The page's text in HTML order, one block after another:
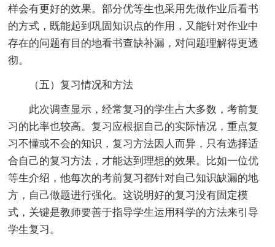
样会有更好的效果。部分优等生也采用先做作业后看书
的方式，既能起到巩固知识点的作用，又能针对作业中
存在的问题有目的地看书查缺补漏，对问题理解得更透
彻。
（五）复习情况和方法
此次调查显示，经常复习的学生占大多数，考前复
习的比率也较高。复习应根据自己的实际情况，重点复
习不懂或不会的知识，复习方法因人而异，只有选择适
合自己的复习方法，才能达到理想的效果。比如一位优
等生介绍，他每次的考前复习都针对自己知识缺漏的地
方，自己做题进行强化。这说明好的复习没有固定模
式，关键是教师要善于指导学生运用科学的方法来引导
学生复习。